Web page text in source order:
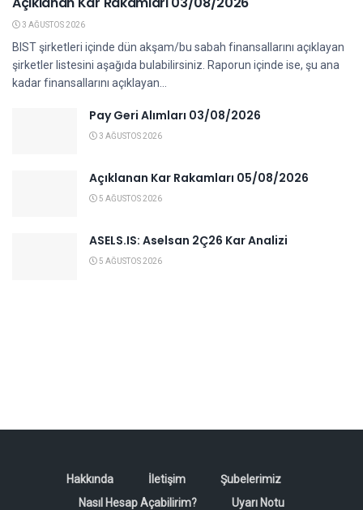
3 AĞUSTOS 2026
BIST şirketleri içinde dün akşam/bu sabah finansallarını açıklayan
şirketler listesini aşağıda bulabilirsiniz. Raporun içinde ise, şu ana
kadar finansallarını açıklayan...
Pay Geri Alımları 03/08/2026
3 AĞUSTOS 2026
Açıklanan Kar Rakamları 05/08/2026
5 AĞUSTOS 2026
ASELS.IS: Aselsan 2Ç26 Kar Analizi
5 AĞUSTOS 2026
Hakkında İletişim
Şubelerimiz
Nasıl Hesap Açabilirim?
Uyarı Notu